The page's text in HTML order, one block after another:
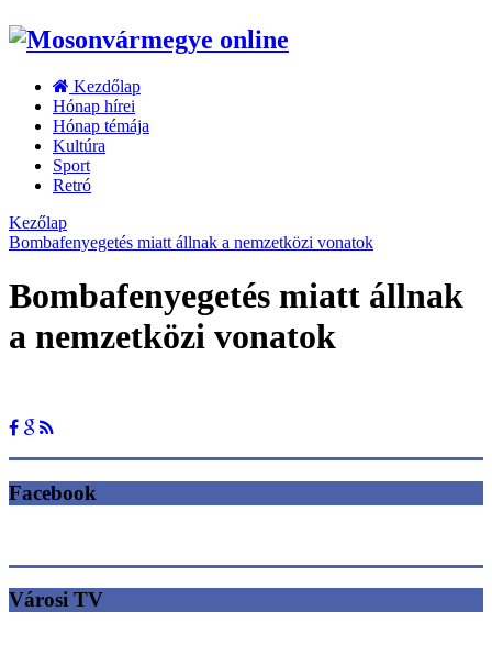
Kezdőlap
Hónap hírei
Hónap témája
Kultúra
Sport
Retró
Kezőlap
Bombafenyegetés miatt állnak a nemzetközi vonatok
Bombafenyegetés miatt állnak
a nemzetközi vonatok
Facebook
Városi TV